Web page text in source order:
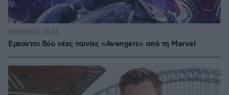
Έρχονται δύο νέες ταινίες «Avengers» από τη Marvel
29.07.2022, 18:23